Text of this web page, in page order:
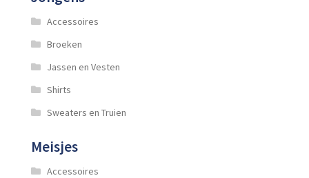
Accessoires
Broeken
Jassen en Vesten
Shirts
Sweaters en Truien
Meisjes
Accessoires